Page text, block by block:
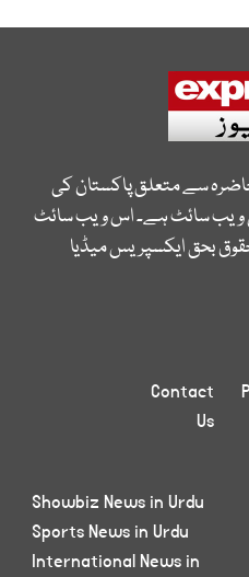
سے متعلق پاکستان کی
ویب سائٹ ہے۔ اس ویب سائٹ
بحق ایکسپریس میڈیا
Contact
Us
Showbiz News in Urdu
Sports News in Urdu
International News in